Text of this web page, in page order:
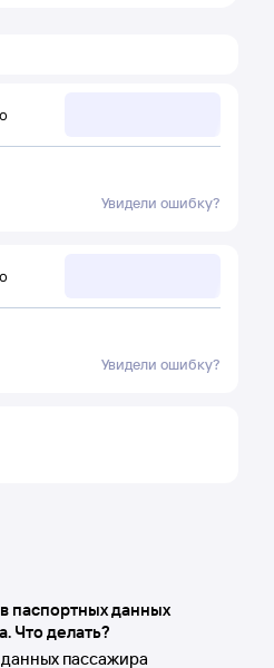
Увидели ошибку?
Увидели ошибку?
паспортных данных
Что делать?
пассажира